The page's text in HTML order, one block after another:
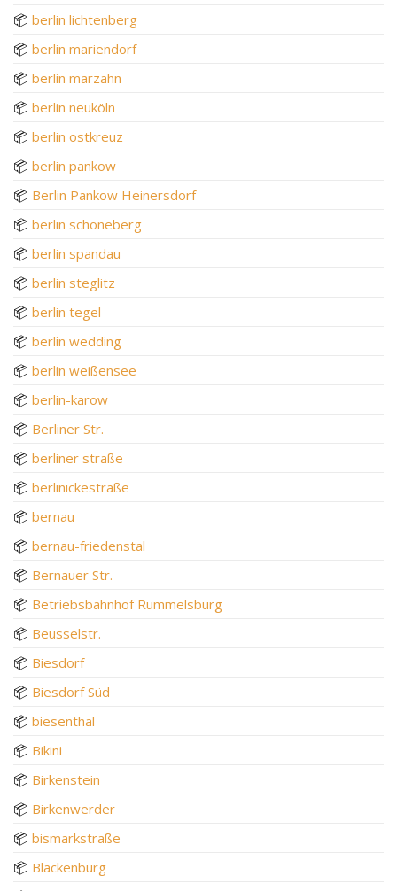
📦 berlin lichtenberg
📦 berlin mariendorf
📦 berlin marzahn
📦 berlin neuköln
📦 berlin ostkreuz
📦 berlin pankow
📦 Berlin Pankow Heinersdorf
📦 berlin schöneberg
📦 berlin spandau
📦 berlin steglitz
📦 berlin tegel
📦 berlin wedding
📦 berlin weißensee
📦 berlin-karow
📦 Berliner Str.
📦 berliner straße
📦 berlinickestraße
📦 bernau
📦 bernau-friedenstal
📦 Bernauer Str.
📦 Betriebsbahnhof Rummelsburg
📦 Beusselstr.
📦 Biesdorf
📦 Biesdorf Süd
📦 biesenthal
📦 Bikini
📦 Birkenstein
📦 Birkenwerder
📦 bismarkstraße
📦 Blackenburg